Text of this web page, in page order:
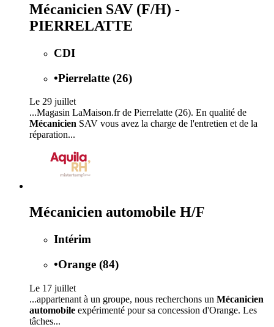
Mécanicien SAV (F/H) -
PIERRELATTE
CDI
•Pierrelatte (26)
Le 29 juillet
...Magasin LaMaison.fr de Pierrelatte (26). En qualité de
Mécanicien SAV vous avez la charge de l'entretien et de la
réparation...
Mécanicien automobile H/F
Intérim
•Orange (84)
Le 17 juillet
...appartenant à un groupe, nous recherchons un Mécanicien
automobile expérimenté pour sa concession d'Orange. Les
tâches...